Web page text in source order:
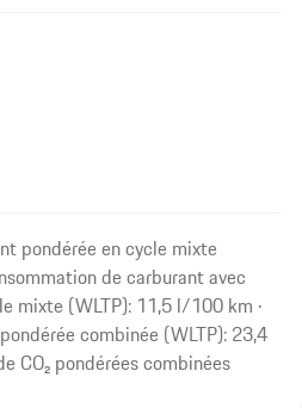
pondérée en cycle mixte
de carburant avec
mixte (WLTP): 11,5 l/100 km ·
combinée (WLTP): 23,4
CO₂ pondérées combinées